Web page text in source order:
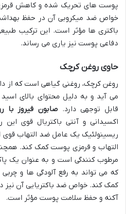
پوست های تحریک شده و کاهش
خواص ضد میکروبی آن در حفظ
باکتری ها مؤثر است. این ترکیب
دفاعی پوست نیز یاری می رساند.
حاوی روغن کرچک
روغن کرچک، روغنی گیاهی است که از
می آید و به دلیل محتوای بالای
قابل توجهی دارد.صابون فیروز با
اکسیدانی و آنتی باکتریال قوی
ریسینولئیک یک عامل ضد التهاب
التهاب و قرمزی پوست کمک کند.
مرطوب کنندگی است و به عنوان یک
که می تواند به رفع آلودگی ها و
کمک کند. خواص ضد باکتریایی آن نیز
آکنه و حفظ سلامت پوست مؤثر است.